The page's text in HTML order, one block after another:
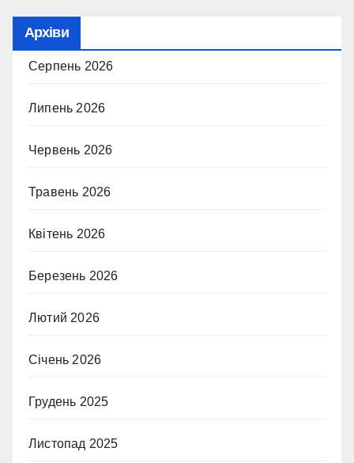
Архіви
Серпень 2026
Липень 2026
Червень 2026
Травень 2026
Квітень 2026
Березень 2026
Лютий 2026
Січень 2026
Грудень 2025
Листопад 2025